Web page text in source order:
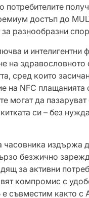
потребителите
достъп до
разнообразни
и интелигентни
на здравословното
сред които
на NFC плащанията
могат да
си – без
часовника издържа
безжично
за активни
компромис с
е съвместим както с